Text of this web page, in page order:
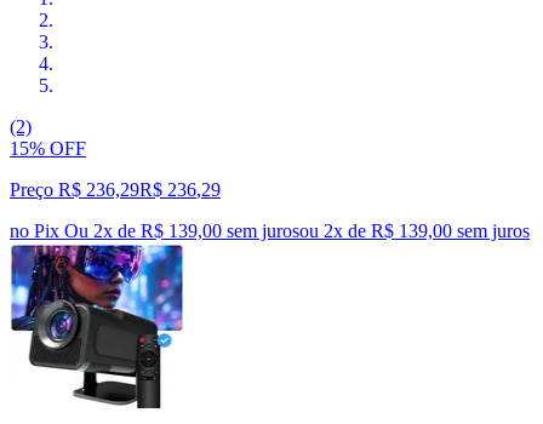
(2)
15% OFF
Preço R$ 236,29R$ 236,29
no Pix Ou 2x de R$ 139,00 sem jurosou 2x de R$ 139,00 sem juros